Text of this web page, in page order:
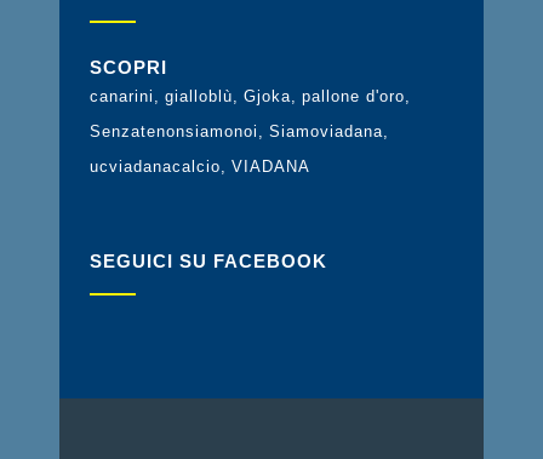
SCOPRI
canarini gialloblù Gjoka pallone d'oro
Senzatenonsiamonoi
Siamoviadana
ucviadanacalcio
VIADANA
SEGUICI SU FACEBOOK